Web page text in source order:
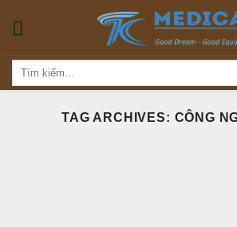
Tìm
TAG ARCHIVES: CÔNG